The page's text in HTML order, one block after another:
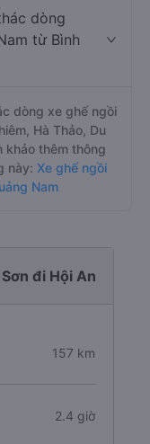
dòng
từ Bình
dòng xe ghế ngồi
Hà Thảo, Du
khảo thêm thông
này: Xe ghế ngồi
Nam
đi Hội An
157 km
2.4 giờ